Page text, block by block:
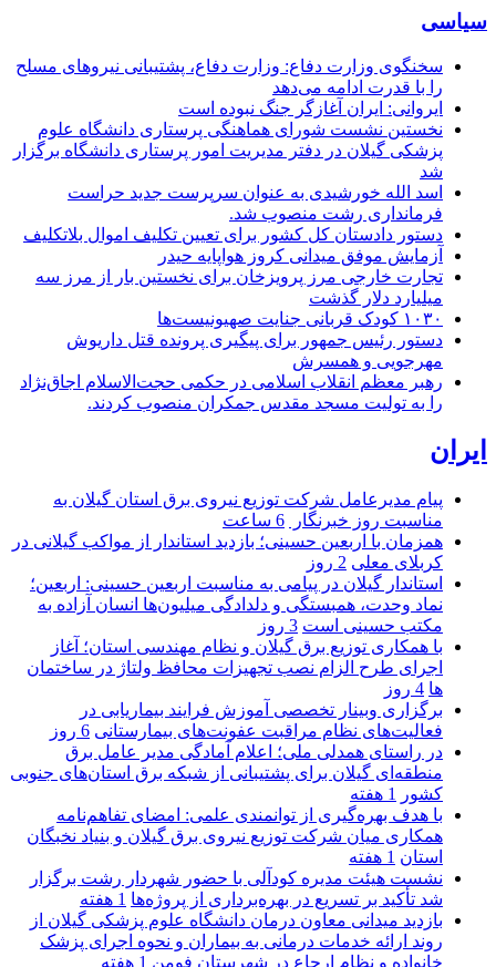
سیاسی
سخنگوی وزارت دفاع: وزارت دفاع، پشتیبانی نیرو‌های مسلح
را با قدرت ادامه می‌دهد
ایروانی: ایران آغازگر جنگ نبوده است
نخستین نشست شورای هماهنگی پرستاری دانشگاه علوم
پزشکی گیلان در دفتر مدیریت امور پرستاری دانشگاه برگزار
شد
اسد الله خورشیدی به عنوان سرپرست جدید حراست
فرمانداری رشت منصوب شد.
دستور دادستان کل کشور برای تعیین تکلیف اموال بلاتکلیف
آزمایش موفق میدانی کروز هواپایه حیدر
تجارت خارجی مرز پرویزخان برای نخستین بار از مرز سه
میلیارد دلار گذشت
۱۰۳۰ کودک قربانی جنایت صهیونیست‌ها
دستور رئیس جمهور برای پیگیری پرونده قتل داریوش
مهرجویی و همسرش
رهبر معظم انقلاب اسلامی در حکمی حجت‌الاسلام اجاق‌نژاد
را به تولیت مسجد مقدس جمکران منصوب کردند.
ایران
پیام مدیرعامل شركت توزیع نیروی برق استان گیلان به
مناسبت روز خبرنگار ‌
6 ساعت
همزمان با اربعین حسینی؛ بازدید استاندار از مواکب گیلانی در
کربلای معلی 2 روز
استاندار گیلان در پیامی به مناسبت اربعین حسینی: اربعین؛
نماد وحدت، همبستگی و دلدادگی میلیون‌ها انسان آزاده به
مکتب حسینی است 3 روز
با همکاری توزیع برق گیلان و نظام مهندسی استان؛ آغاز
اجرای طرح الزام نصب تجهیزات محافظ ولتاژ در ساختمان
ها 4 روز
برگزاری وبینار تخصصی آموزش فرایند بیماریابی در
فعالیت‌های نظام مراقبت عفونت‌های بیمارستانی 6 روز
در راستای همدلی ملی؛ اعلام آمادگی مدیر عامل برق
منطقه‌ای گیلان برای پشتیبانی از شبكه برق استان‌های جنوبی
كشور
1 هفته
با هدف بهره‌گیری از توانمندی علمی: امضای تفاهم‌نامه
همكاری میان شركت توزیع نیروی برق گیلان و بنیاد نخبگان
استان 1 هفته
نشست هیئت مدیره کودآلی با حضور شهردار رشت برگزار
شد تأکید بر تسریع در بهره‌برداری از پروژه‌ها 1 هفته
بازدید میدانی معاون درمان دانشگاه علوم پزشکی گیلان از
روند ارائه خدمات درمانی به بیماران و نحوه اجرای پزشک
خانواده و نظام ارجاع در شهرستان فومن 1 هفته